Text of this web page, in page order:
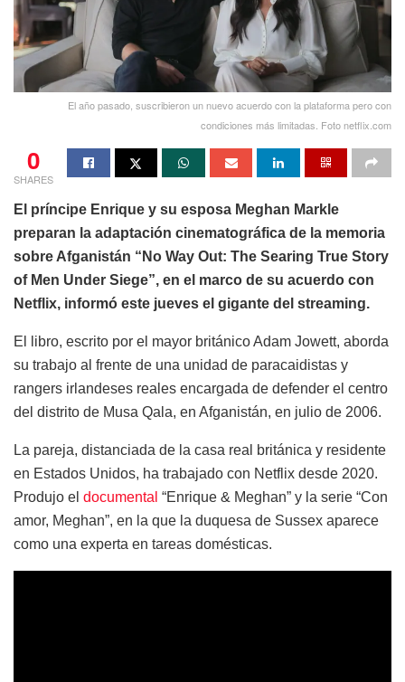
El año pasado, suscribieron un nuevo acuerdo con la plataforma pero con
condiciones más limitadas. Foto netflix.com
0
SHARES
El príncipe Enrique y su esposa Meghan Markle
preparan la adaptación cinematográfica de la memoria
sobre Afganistán “No Way Out: The Searing True Story
of Men Under Siege”, en el marco de su acuerdo con
Netflix, informó este jueves el gigante del streaming.
El libro, escrito por el mayor británico Adam Jowett, aborda
su trabajo al frente de una unidad de paracaidistas y
rangers irlandeses reales encargada de defender el centro
del distrito de Musa Qala, en Afganistán, en julio de 2006.
La pareja, distanciada de la casa real británica y residente
en Estados Unidos, ha trabajado con Netflix desde 2020.
Produjo el documental “Enrique & Meghan” y la serie “Con
amor, Meghan”, en la que la duquesa de Sussex aparece
como una experta en tareas domésticas.